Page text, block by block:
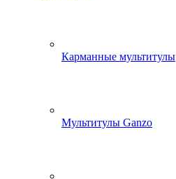
Карманные мультитулы
Мультитулы Ganzo